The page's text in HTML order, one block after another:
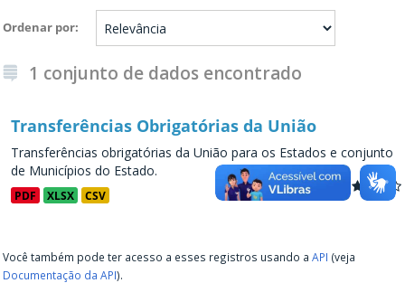
Ordenar por
1 conjunto de dados encontrado
Transferências Obrigatórias da União
Transferências obrigatórias da União para os Estados e conjunto
de Municípios do Estado.
PDF XLSX CSV
Você também pode ter acesso a esses registros usando a API (veja
Documentação da API).